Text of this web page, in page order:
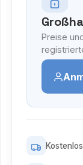
Preise